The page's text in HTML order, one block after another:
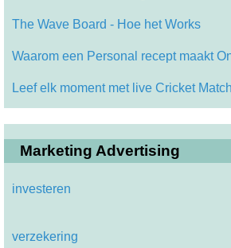
The Wave Board - Hoe het Works
Waarom een ​​Personal recept maakt
Leef elk moment met live Cricket
Marketing Advertising
investeren
verzekering